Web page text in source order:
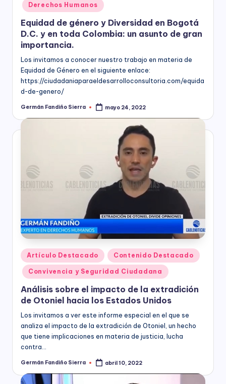
Derechos Humanos
Equidad de género y Diversidad en Bogotá
D.C. y en toda Colombia: un asunto de gran
importancia.
Los invitamos a conocer nuestro trabajo en materia de
Equidad de Género en el siguiente enlace:
https://ciudadaniaparaeldesarrolloconsultoria.com/equida
d-de-genero/
Publicado
Germán Fandiño Sierra mayo 24, 2022
Publicado
en
Artículo Destacado Contenido Destacado
Convivencia y Seguridad Ciudadana
Análisis sobre el impacto de la extradición
de Otoniel hacia los Estados Unidos
Los invitamos a ver este informe especial en el que se
analiza el impacto de la extradición de Otoniel, un hecho
que tiene implicaciones en materia de justicia, lucha
contra…
Publicado
Germán Fandiño Sierra abril 10, 2022